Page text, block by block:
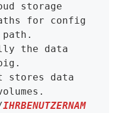
storage
for config
the data
stores data
IHRBENUTZERNAM